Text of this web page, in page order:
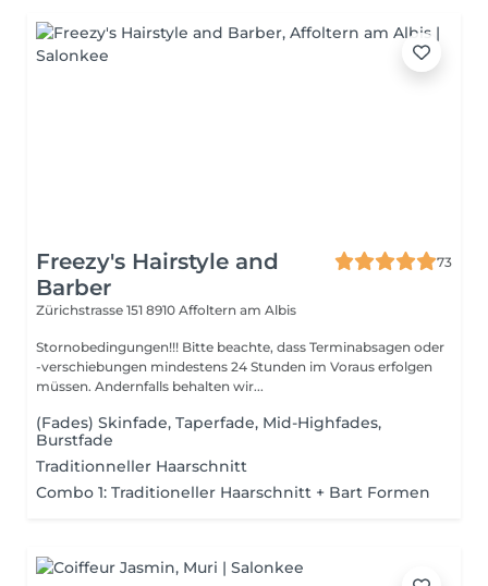
Freezy's Hairstyle and
Barber
73
Zürichstrasse 151 8910 Affoltern am Albis
Stornobedingungen!!! Bitte beachte, dass Terminabsagen oder
-verschiebungen mindestens 24 Stunden im Voraus erfolgen
müssen. Andernfalls behalten wir...
(Fades) Skinfade, Taperfade, Mid-Highfades,
Burstfade
Traditionneller Haarschnitt
Combo 1: Traditioneller Haarschnitt + Bart Formen